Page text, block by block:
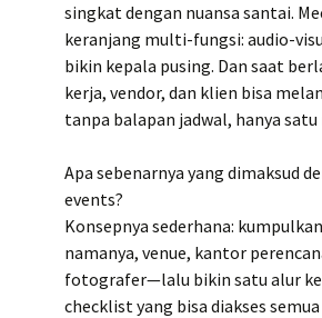
singkat dengan nuansa santai.
keranjang multi-fungsi: audio-
bikin kepala pusing. Dan saat
kerja, vendor, dan klien bisa
tanpa balapan jadwal, hanya satu
Apa sebenarnya yang dimaksud
events?
Konsepnya sederhana:
namanya, venue, kantor
fotografer—lalu bikin satu alur
checklist yang bisa diakses